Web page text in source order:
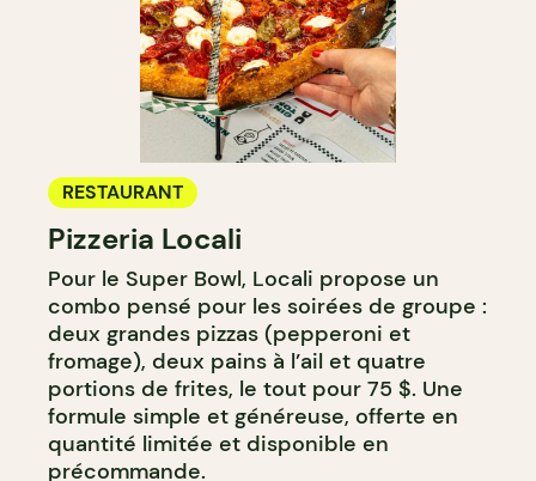
RESTAURANT
Pizzeria Locali
Pour le Super Bowl, Locali propose un
combo pensé pour les soirées de groupe :
deux grandes pizzas (pepperoni et
fromage), deux pains à l’ail et quatre
portions de frites, le tout pour 75 $. Une
formule simple et généreuse, offerte en
quantité limitée et disponible en
précommande.